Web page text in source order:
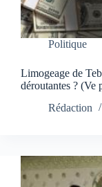
Politique
Limogeage de
déroutantes ? (Ve
Rédaction